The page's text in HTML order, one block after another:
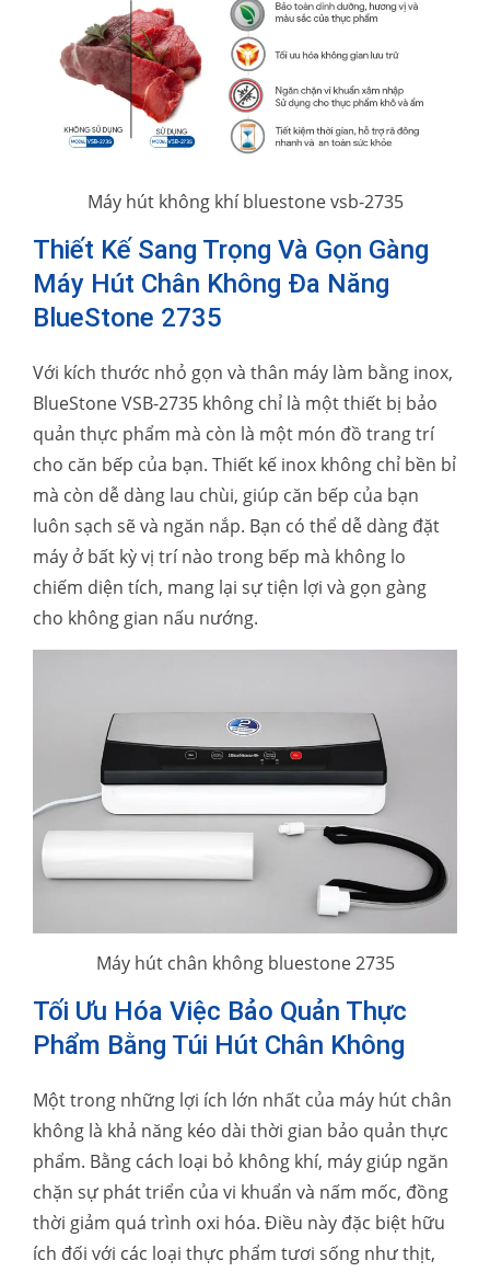
Máy hút không khí bluestone vsb-2735
Thiết Kế Sang Trọng Và Gọn Gàng
Máy Hút Chân Không Đa Năng
BlueStone 2735
Với kích thước nhỏ gọn và thân máy làm bằng inox,
BlueStone VSB-2735 không chỉ là một thiết bị bảo
quản thực phẩm mà còn là một món đồ trang trí
cho căn bếp của bạn. Thiết kế inox không chỉ bền bỉ
mà còn dễ dàng lau chùi, giúp căn bếp của bạn
luôn sạch sẽ và ngăn nắp. Bạn có thể dễ dàng đặt
máy ở bất kỳ vị trí nào trong bếp mà không lo
chiếm diện tích, mang lại sự tiện lợi và gọn gàng
cho không gian nấu nướng.
Máy hút chân không bluestone 2735
Tối Ưu Hóa Việc Bảo Quản Thực
Phẩm Bằng Túi Hút Chân Không
Một trong những lợi ích lớn nhất của máy hút chân
không là khả năng kéo dài thời gian bảo quản thực
phẩm. Bằng cách loại bỏ không khí, máy giúp ngăn
chặn sự phát triển của vi khuẩn và nấm mốc, đồng
thời giảm quá trình oxi hóa. Điều này đặc biệt hữu
ích đối với các loại thực phẩm tươi sống như thịt,